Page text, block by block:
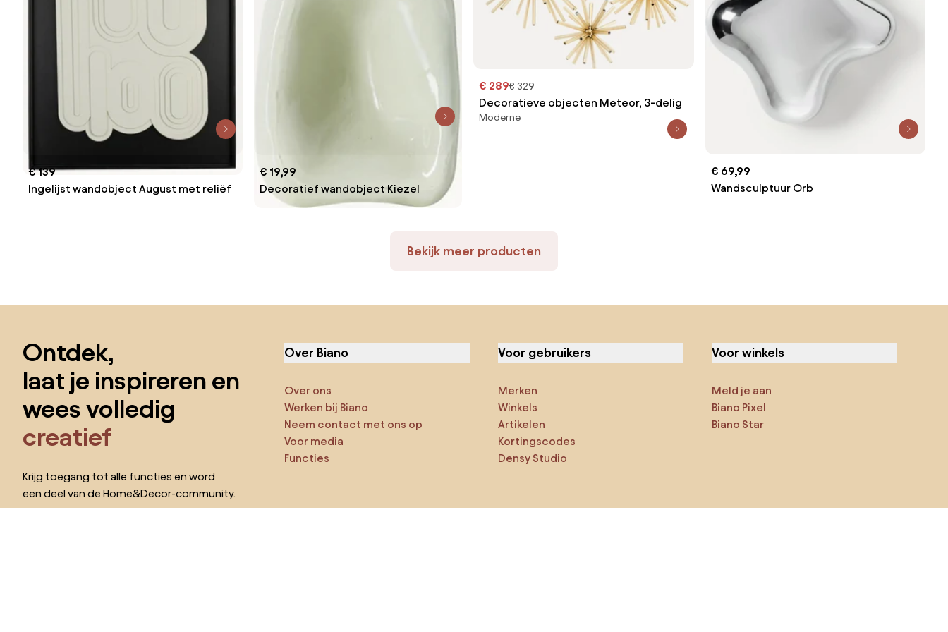
€ 139
Ingelijst wandobject August met reliëf
€ 19,99
Decoratief wandobject Kiezel
€ 289€ 329
Decoratieve objecten Meteor, 3-delig
Moderne
€ 69,99
Wandsculptuur Orb
Bekijk meer producten
Ontdek,
laat je inspireren en
wees volledig
creatief
Krijg toegang tot alle functies en word
een deel van de Home&Decor-community.
Over Biano
Over ons
Werken bij Biano
Neem contact met ons op
Voor media
Functies
Voor gebruikers
Merken
Winkels
Artikelen
Kortingscodes
Densy Studio
Voor winkels
Meld je aan
Biano Pixel
Biano Star